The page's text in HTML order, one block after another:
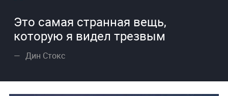
Это самая странная вещь,
которую я видел трезвым
Дин Стокс